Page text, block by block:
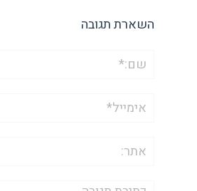
השארת תגובה
אימייל*
תגובה